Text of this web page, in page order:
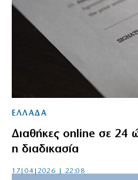
ΕΛΛΑΔΑ
Διαθήκες online σε 24
η διαδικασία
17|04|2026 | 22:08